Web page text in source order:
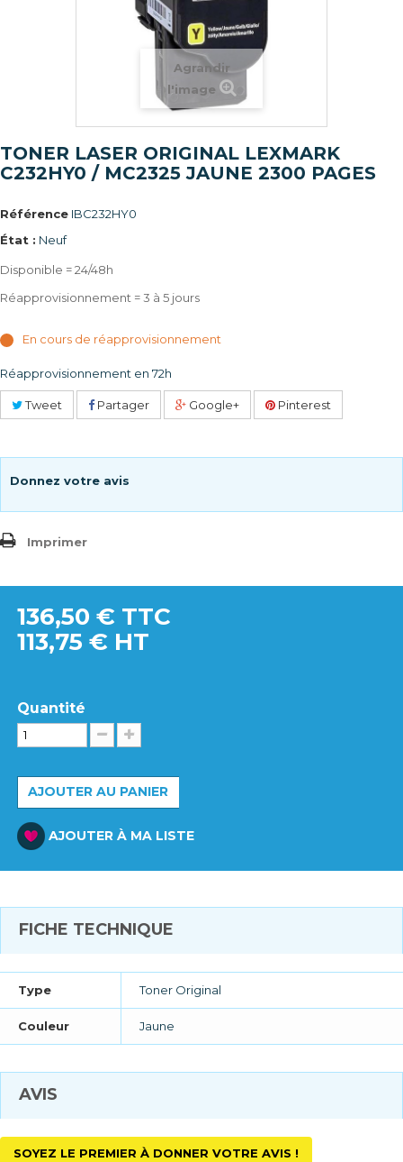
Agrandir
l'image
TONER LASER ORIGINAL LEXMARK
C232HY0 / MC2325 JAUNE 2300 PAGES
Référence IBC232HY0
État : Neuf
Disponible = 24/48h
Réapprovisionnement = 3 à 5 jours
En cours de réapprovisionnement
Réapprovisionnement en 72h
Tweet Partager Google+ Pinterest
Donnez votre avis
Imprimer
136,50 € TTC
113,75 € HT
Quantité
AJOUTER AU PANIER
AJOUTER À MA LISTE
FICHE TECHNIQUE
Type Toner Original
Couleur Jaune
AVIS
SOYEZ LE PREMIER À DONNER VOTRE AVIS !